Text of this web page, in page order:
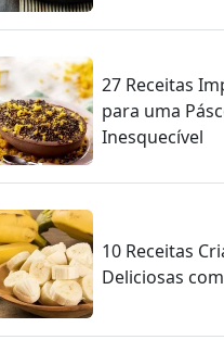
27 Receitas
para uma
Inesquecível
10 Receitas
Deliciosas